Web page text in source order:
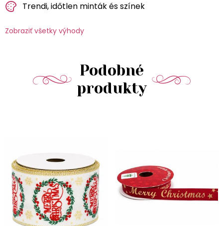
Trendi, időtlen minták és színek
Zobraziť všetky výhody
Podobné
produkty